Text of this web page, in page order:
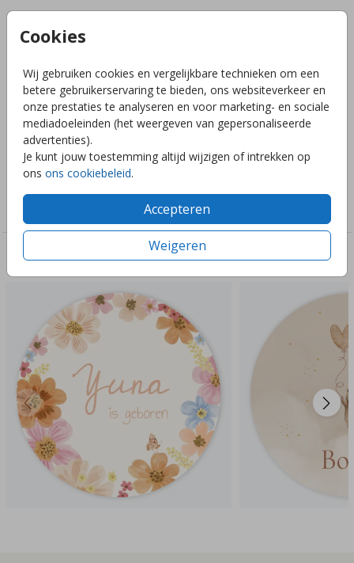
Cookies
Wij gebruiken cookies en vergelijkbare technieken om een
betere gebruikerservaring te bieden, ons websiteverkeer en
onze prestaties te analyseren en voor marketing- en sociale
mediadoeleinden (het weergeven van gepersonaliseerde
advertenties).
Je kunt jouw toestemming altijd wijzigen of intrekken op
ons ons cookiebeleid.
Accepteren
Weigeren
Laat de buurt weten dat je/jullie kindje is geboren met deze
lijntekening kun je in de editor gemakkelijk vervangen naar
jouw gezinssamenstelling of kies een andere mooie
lijntekening/ leuke illustratie of silhouette.
Toon meer
Deze ontwerpen vind je misschien ook leuk